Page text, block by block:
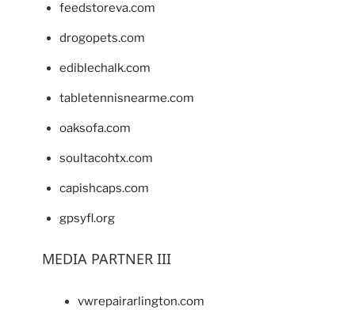
feedstoreva.com
drogopets.com
ediblechalk.com
tabletennisnearme.com
oaksofa.com
soultacohtx.com
capishcaps.com
gpsyfl.org
MEDIA PARTNER III
vwrepairarlington.com